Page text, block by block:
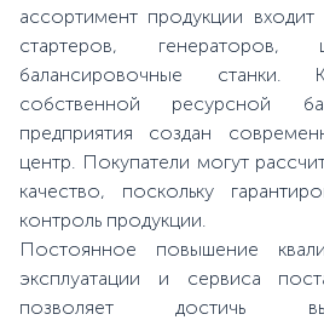
ассортимент продукции
стартеров, генераторов,
балансировочные станки.
собственной ресурсной
предприятия создан
центр. Покупатели могут
качество, поскольку
контроль продукции.
Постоянное повышение
эксплуатации и сервиса
позволяет достичь